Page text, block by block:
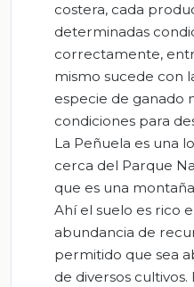
costera, cada
determinadas
correctamente,
mismo sucede con
especie de ganado
condiciones para
La Peñuela es una
cerca del Parque
que es una
Ahí el suelo es rico
abundancia de
permitido que sea
de diversos